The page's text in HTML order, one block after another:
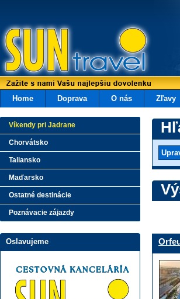
Home Doprava O nás Zľavy
Víkendy pri Jadrane
Chorvátsko
Taliansko
Maďarsko
Ostatné destinácie
Poznávacie zájazdy
Oslavujeme